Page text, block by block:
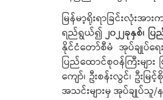
မြန်မာ့ရိုးရာခြင်းလုံး
ရည်ရွယ်၍၂၀၂၂ခုနှစ်၊
နိုင်ငံတော်စီမံ အုပ်ချုပ်ရေ
ပြည်ထောင်စုဝန်ကြီးမျာ
ကျော်၊ ဦးစန်းလွင်၊ ဦးမ
အသင်းများမှ အုပ်ချုပ်သူ/